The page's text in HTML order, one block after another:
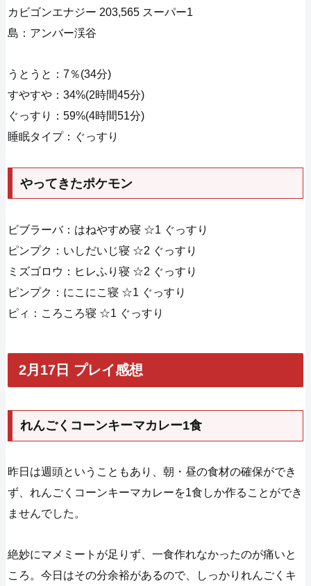
カビゴンエナジー 203,565 スーパー1
島：アンバー渓谷
うとうと：7％(34分)
すやすや：34%(2時間45分)
ぐっすり：59%(4時間51分)
睡眠タイプ：ぐっすり
やってきたポケモン
ビブラーバ：はねやすめ寝 ☆1 ぐっすり
ピンプク：いしだいじ寝 ☆2 ぐっすり
ミズゴロウ：ヒレふり寝 ☆2 ぐっすり
ピンプク：にこにこ寝 ☆1 ぐっすり
ピィ：ころころ寝 ☆1 ぐっすり
2月17日 プレイ感想
れんごくコーンキーマカレー1食
昨日は週頭ということもあり、朝・昼の食材の確保ができ
ず、れんごくコーンキーマカレーを1食しか作ることができ
ませんでした。
絶妙にマメミートが足りず、一食作れなかったのが痛いと
ころ。今日はその分余裕があるので、しっかりれんごくキ